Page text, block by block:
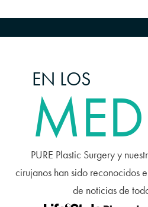
EN LOS
PURE Plastic Surgery y
cirujanos han sido reconocidos
de noticias de